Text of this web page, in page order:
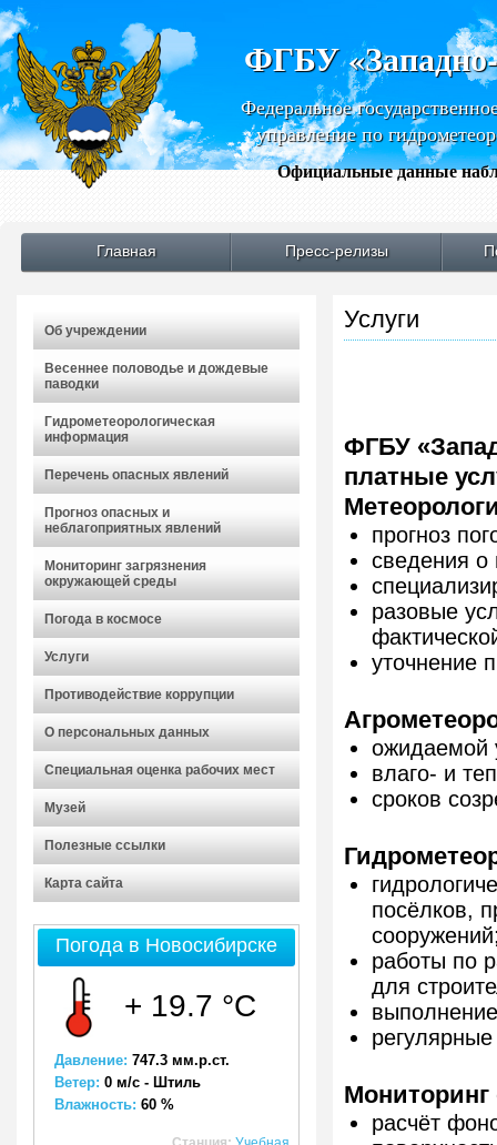
ФГБУ
Федеральное
управление по
Официальные данные
Главная Пресс-релизы
Об учреждении
Весеннее половодье и дождевые
паводки
Гидрометеорологическая
информация
Перечень опасных явлений
Прогноз опасных и
неблагоприятных явлений
Мониторинг загрязнения
окружающей среды
Погода в космосе
Услуги
Противодействие коррупции
О персональных данных
Специальная оценка рабочих мест
Музей
Полезные ссылки
Карта сайта
Погода в Новосибирске
+ 19.7 °C
Давление: 747.3 мм.р.ст.
Ветер: 0 м/с - Штиль
Влажность: 60 %
Услуги
ФГБУ
платные
прогноз
сведения о
разовые
уточнение
ожидаемой
влаго- и
сроков
посёлков,
работы по
для
расчёт